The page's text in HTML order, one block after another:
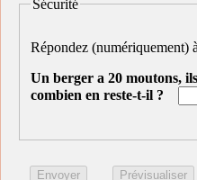
Sécurité
Répondez (numériquement)
Un berger a 20 moutons,
combien en reste-t-il ?